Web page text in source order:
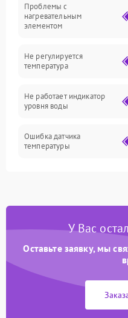
Механика
Проблемы с
нагревательным
элементом
Не регулируется
температура
Не работает индикатор
уровня воды
Ошибка датчика
температуры
Ошибка платы управления
Не сохраняет настройки
У Вас
Оставьте заявку, мы